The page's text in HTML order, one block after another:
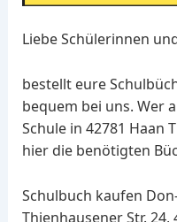
Liebe Schülerinnen
bestellt eure
bequem bei uns. Wer
Schule in 42781 Haan
hier die benötigten
Schulbuch kaufen
Thienhausener Str.